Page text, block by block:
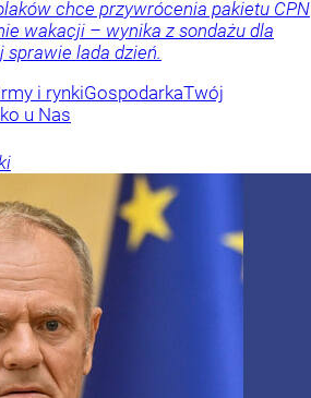
chce przywrócenia pakietu CPN
wakacji – wynika z sondażu dla
sprawie lada dzień.
i rynkiGospodarkaTwój
u Nas